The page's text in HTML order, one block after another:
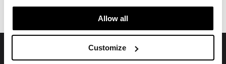
manage your “Details” selection in your browser at any
Allow all
Customize